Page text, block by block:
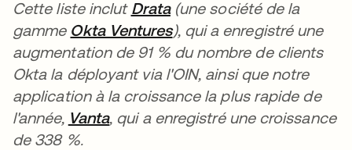
Cette liste inclut Drata(une société de la
gamme Okta Ventures), qui a enregistré une
augmentation de 91 % du nombre de clients
Okta la déployant via l'OIN, ainsi que notre
application à la croissance la plus rapide de
l'année, Vanta, qui a enregistré une croissance
de 338 %.